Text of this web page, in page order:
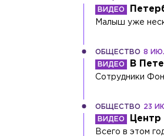
Малыш уже
ОБЩЕСТВО 8
В
Сотрудники
ОБЩЕСТВО 23
Центр
Всего в этом